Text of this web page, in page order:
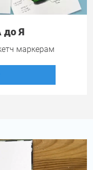
до Я
маркерам